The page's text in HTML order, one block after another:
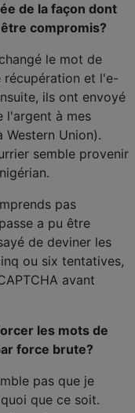
de la façon dont
compromis?
le mot de
récupération et l'e-
ils ont envoyé
l'argent à mes
Union).
semble provenir
pas
a pu être
de deviner les
ou six tentatives,
avant
les mots de
force brute?
pas que je
que ce soit.